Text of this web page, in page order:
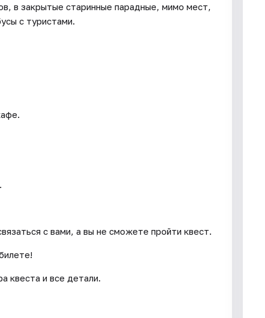
в закрытые старинные парадные, мимо мест,
с туристами.
с вами, а вы не сможете пройти квест.
квеста и все детали.